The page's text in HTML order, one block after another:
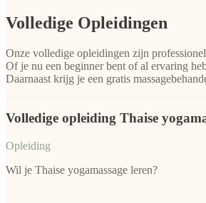
Volledige Opleidingen
Onze volledige opleidingen zijn
Of je nu een beginner bent of al ervaring
Daarnaast krijg je een gratis
Volledige opleiding Thaise
Opleiding
Wil je Thaise yogamassage leren?